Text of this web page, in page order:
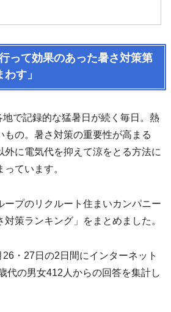
って効果のあった暑さ対策第
す」
で記録的な猛暑日が続く毎日。熱
もの。暑さ対策の重要性が高まる
外に電気代を抑えて涼をとる方法に
ています。
ープのリクルート住まいカンパニー
策ランキング」をまとめました。
・27日の2日間にインターネット
代の男女412人からの回答を集計し